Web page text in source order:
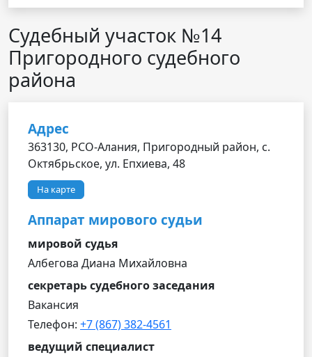
Судебный участок №14
Пригородного судебного
района
Адрес
363130, РСО-Алания, Пригородный район, с.
Октябрьское, ул. Епхиева, 48
На карте
Аппарат мирового судьи
мировой судья
Албегова Диана Михайловна
секретарь судебного заседания
Вакансия
Телефон: +7 (867) 382-4561
ведущий специалист